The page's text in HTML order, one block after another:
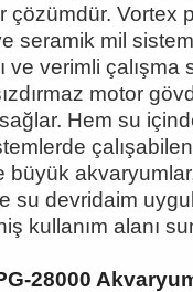
çözümdür. Vortex
seramik mil
ı ve verimli çal ışma
ızdırmaz motor gö
ğ lar. Hem su iç
çal ış
büyük
su devridaim
ş kullanım alanı
28000